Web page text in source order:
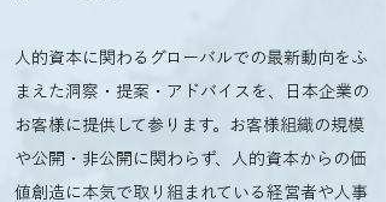
人的資本に関わるグローバルでの最新動向をふ
まえた洞察・提案・アドバイスを、日本企業の
お客様に提供して参ります。お客様組織の規模
や公開・非公開に関わらず、人的資本からの価
値創造に本気で取り組まれている経営者や人事